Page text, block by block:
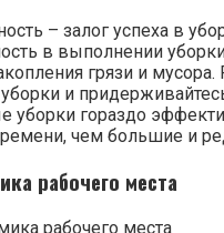
– залог успеха в
в выполнении
грязи и мусора.
и
уборки гораздо
чем большие и
рабочего места